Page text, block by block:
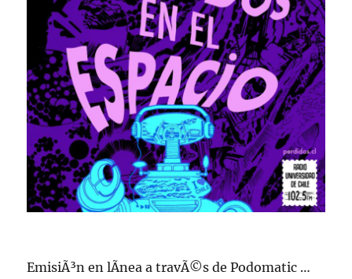
EmisiÃ³n en lÃ­nea a travÃ©s de Podomatic …